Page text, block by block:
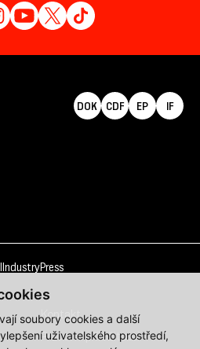
soubory cookies a další
uživatelského prostředí,
DOK CDF EP IF
IndustryPress
Kontakt
Pracovní příležitosti